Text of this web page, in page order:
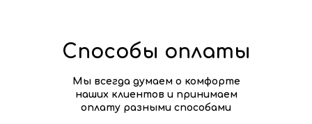
Способы оплаты
Мы всегда думаем о комфорте
наших клиентов и принимаем
оплату разными способами